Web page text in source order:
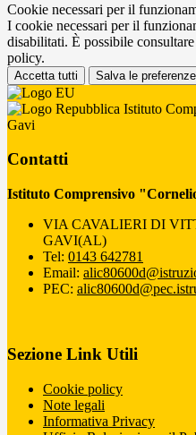
Cookie necessari per il
I cookie necessari per il
disabilitati. È possibile
policy.
Accetta tutti Salva le preferenze
Istituto
Gavi
Contatti
Istituto Comprensivo
VIA CAVALIERI DI
GAVI(AL)
Tel: 0143 642781
Email:
PEC:
Sezione Link Utili
Cookie policy
Note legali
Informativa Privacy